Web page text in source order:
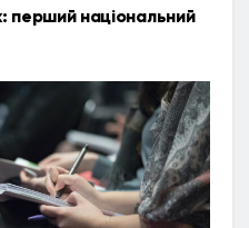
перший національний